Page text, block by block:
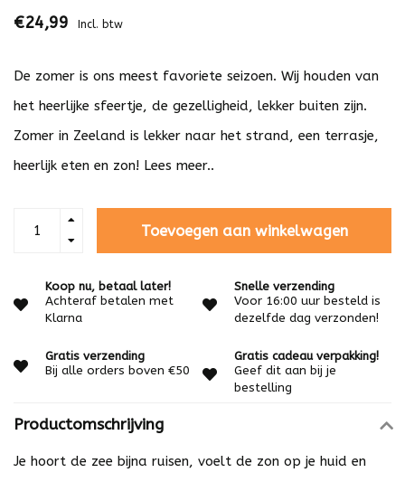
€24,99 Incl. btw
De zomer is ons meest favoriete seizoen. Wij houden van
het heerlijke sfeertje, de gezelligheid, lekker buiten zijn.
Zomer in Zeeland is lekker naar het strand, een terrasje,
heerlijk eten en zon! Lees meer..
Toevoegen aan winkelwagen
Koop nu, betaal later!
Achteraf betalen met
Klarna
Snelle verzending
Voor 16:00 uur besteld is
dezelfde dag verzonden!
Gratis verzending
Bij alle orders boven €50
Gratis cadeau verpakking!
Geef dit aan bij je
bestelling
Productomschrijving
Je hoort de zee bijna ruisen, voelt de zon op je huid en